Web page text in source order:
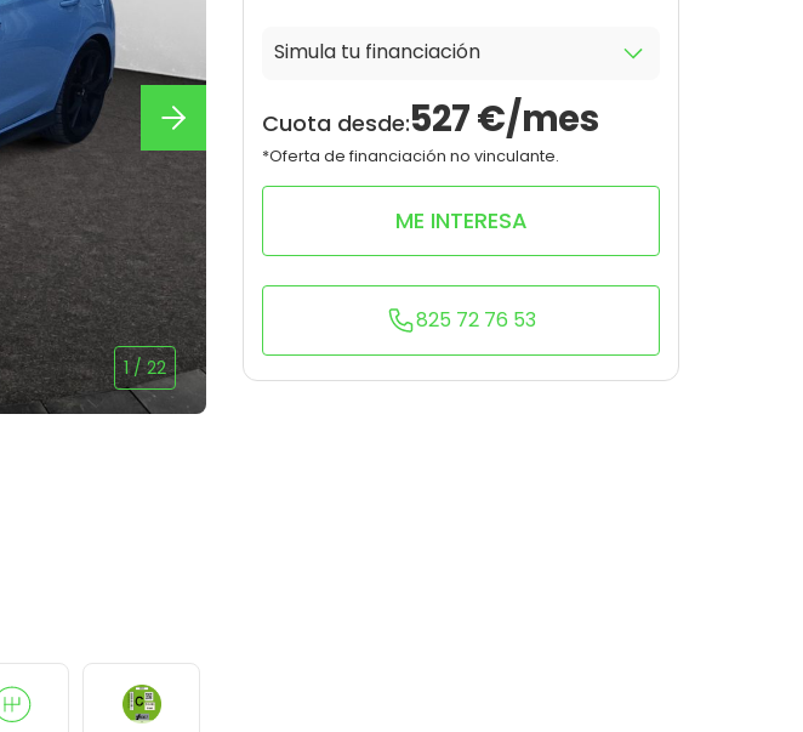
1 /22
Simula tu financiación
Cuota desde:527€/mes
*Oferta de financiación no vinculante.
ME INTERESA
825 72 76 53